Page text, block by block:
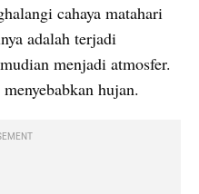
cahaya matahari
adalah terjadi
menjadi atmosfer.
hujan.